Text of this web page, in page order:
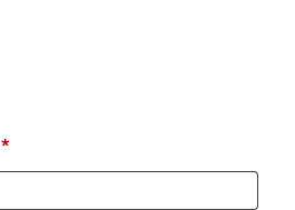
*Obligatoire